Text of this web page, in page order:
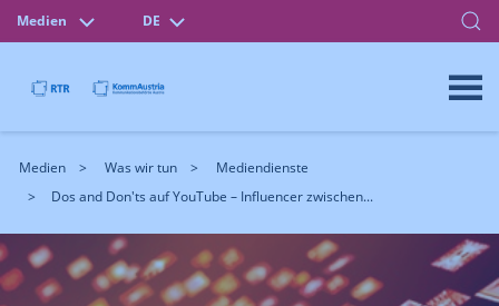
Medien DE
Medien Was wir tun
Mediendienste
Dos and Don'ts auf YouTube – Influencer zwischen...